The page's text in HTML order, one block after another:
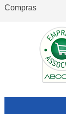
Compras